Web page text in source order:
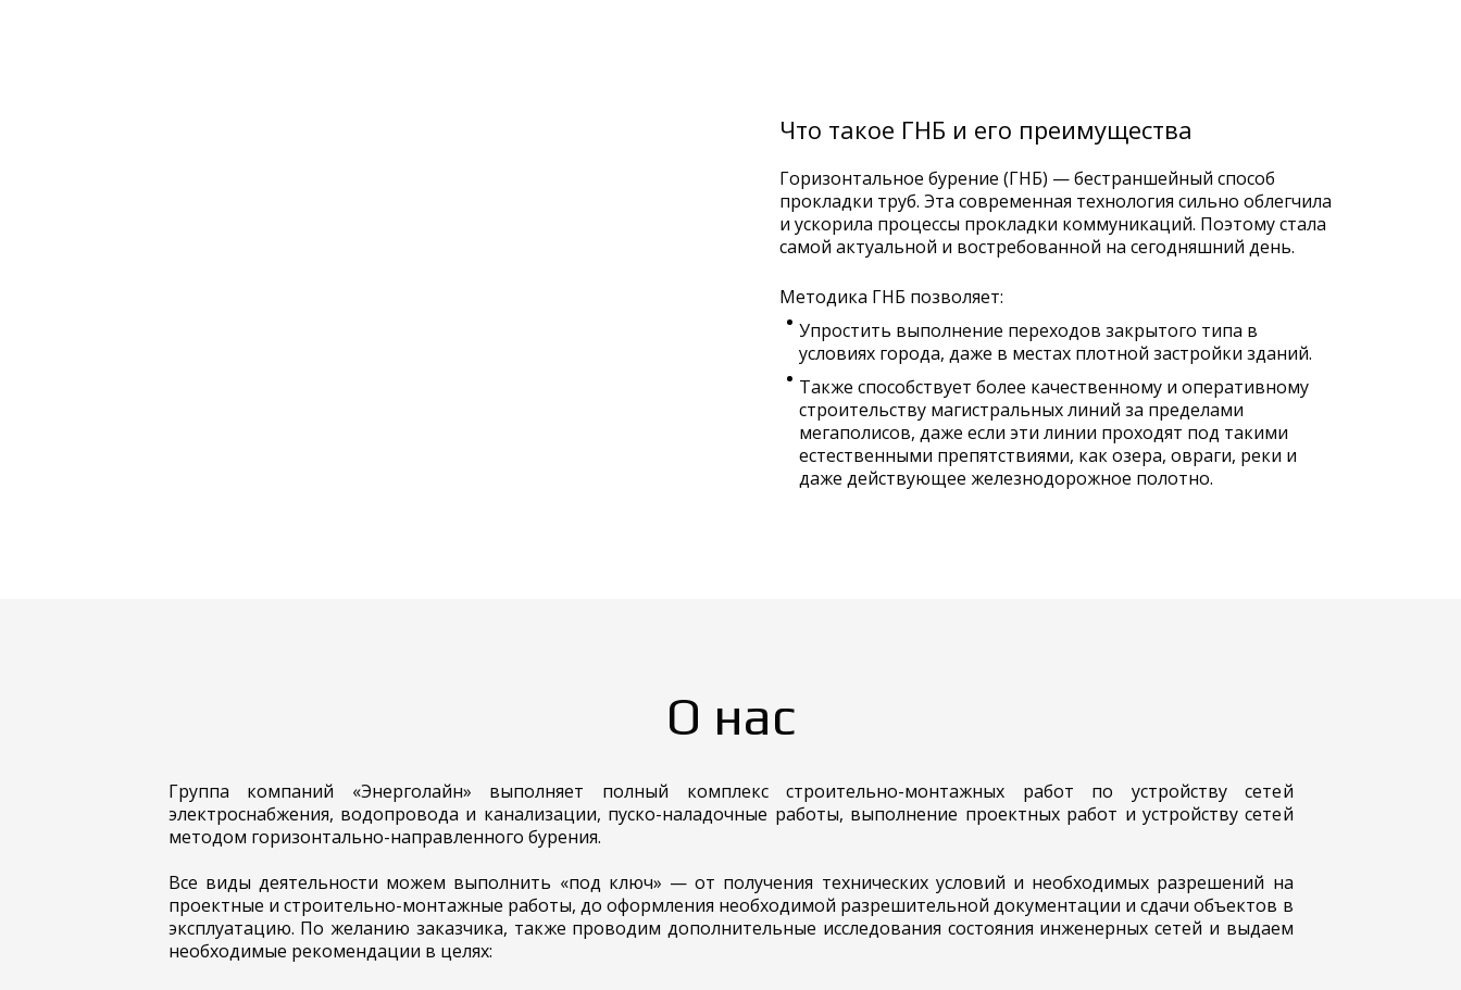
Что такое ГНБ и его преимущества
Горизонтальное бурение (ГНБ) — бестраншейный способ
прокладки труб. Эта современная технология сильно облегчила
и ускорила процессы прокладки коммуникаций. Поэтому стала
самой актуальной и востребованной на сегодняшний день.
Методика ГНБ позволяет:
Упростить выполнение переходов закрытого типа в
условиях города, даже в местах плотной застройки зданий.
Также способствует более качественному и оперативному
строительству магистральных линий за пределами
мегаполисов, даже если эти линии проходят под такими
естественными препятствиями, как озера, овраги, реки и
даже действующее железнодорожное полотно.
О нас
Группа компаний «Энерголайн» выполняет полный комплекс строительно-монтажных работ по устройству сетей
электроснабжения, водопровода и канализации, пуско-наладочные работы, выполнение проектных работ и устройству сетей
методом горизонтально-направленного бурения.
Все виды деятельности можем выполнить «под ключ» — от получения технических условий и необходимых разрешений на
проектные и строительно-монтажные работы, до оформления необходимой разрешительной документации и сдачи объектов в
эксплуатацию. По желанию заказчика, также проводим дополнительные исследования состояния инженерных сетей и выдаем
необходимые рекомендации в целях: